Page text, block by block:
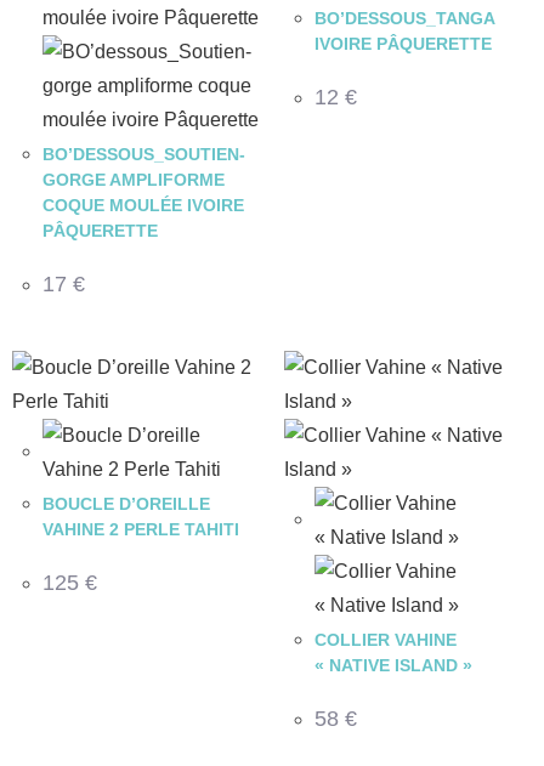
BO’DESSOUS_SOUTIEN-
GORGE AMPLIFORME
COQUE MOULÉE IVOIRE
PÂQUERETTE
17 €
BO’DESSOUS_TANGA
IVOIRE PÂQUERETTE
12 €
BOUCLE D’OREILLE
VAHINE 2 PERLE TAHITI
125 €
COLLIER VAHINE
« NATIVE ISLAND »
58 €